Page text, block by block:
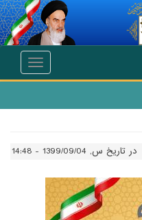
Toggle
در تاریخ س, 1399/09/04 - 14:48